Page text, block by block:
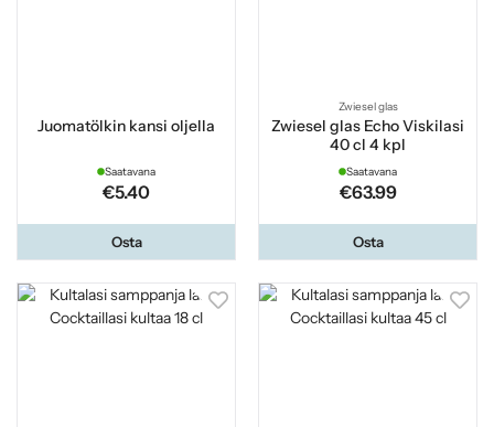
Juomatölkin kansi oljella
Saatavana
€5.40
Osta
Zwiesel glas
Zwiesel glas Echo Viskilasi
40 cl 4 kpl
Saatavana
€63.99
Osta